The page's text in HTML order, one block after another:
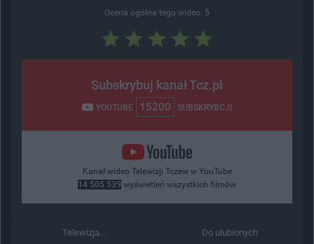
Ocena ogólna tego wideo: 5
Subskrybuj kanał Tcz.pl
YOUTUBE 15200 SUBSKRYBCJI
Kanał wideo Telewizji Tczew w YouTube
14 505 539 wyświetleń wszystkich filmów
Telewizja... Do ulubionych